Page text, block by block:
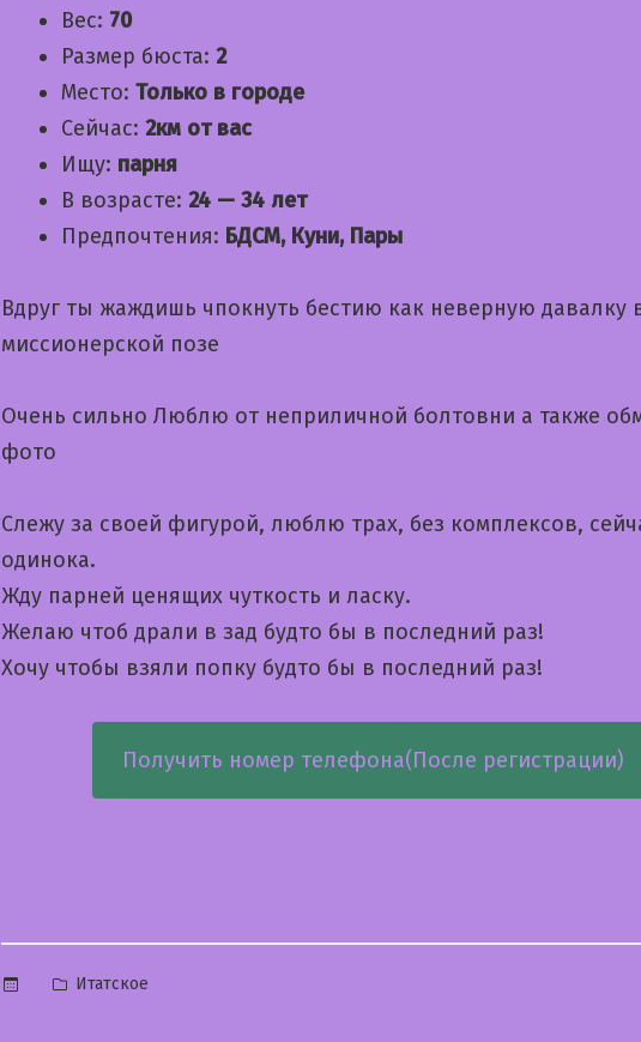
Вес: 70
Размер бюста: 2
Место: Только в городе
Сейчас: 2км от вас
Ищу: парня
В возрасте: 24 — 34 лет
Предпочтения: БДСМ, Куни, Пары
Вдруг ты жаждишь чпокнуть бестию как неверную давалку
миссионерской позе
Очень сильно Люблю от неприличной болтовни а также
фото
Слежу за своей фигурой, люблю трах, без комплексов,
одинока.
Жду парней ценящих чуткость и ласку.
Желаю чтоб драли в зад будто бы в последний раз!
Хочу чтобы взяли попку будто бы в последний раз!
Получить номер телефона(После регистрации)
Опубликовано
Итатское